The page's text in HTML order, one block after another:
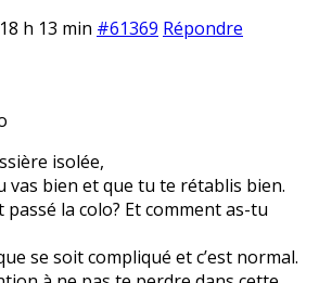
h 13 min #61369 Répondre
isolée,
vas bien et que tu te rétablis bien.
passé la colo? Et comment as-tu
se soit compliqué et c’est normal.